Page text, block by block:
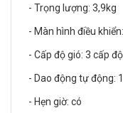
- Trọng lượng: 3,9kg
- Màn hình điều
- Cấp độ gió: 3 cấp độ
- Dao động tự động:
- Hẹn giờ: có